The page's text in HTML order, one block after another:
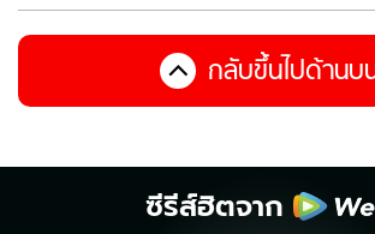
กลับขึ้นไปด้านบ
ซีรีส์ฮิตจาก